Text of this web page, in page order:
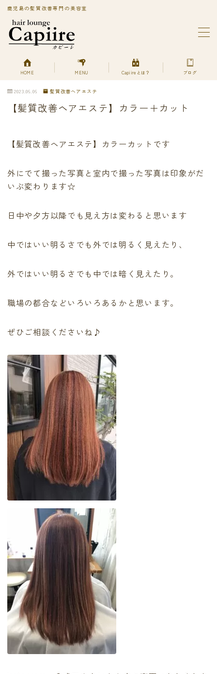
鹿児島の髪質改善専門の美容室
MENU
Capiireってどんなサロン?
PRIVACY POLICY
丁寧なカウンセリングで安心のカット
柔らかく、自然で艶のある髪質改善へアエステ縮毛矯正
色持ちよく美艶髪になれる髪質改善ヘアエステカラー
デトックスは何を使ってるの？
プライバシーポリシー
利用規約／特定商取引法に基づく表記
運営者情報
LINE登録で無料「髪質改善メソッド」をプレゼント！
capiireのお客様からの声
ご予約はLINEがオススメ
HOME MENU Capiireとは？ ブログ
2023.06.06 髪質改善ヘアエステ
【髪質改善ヘアエステ】カラー＋カット
【髪質改善ヘアエステ】カラーカットです
外にでて撮った写真と室内で撮った写真は印象がだ
いぶ変わります☆
日中や夕方以降でも見え方は変わると思います
中ではいい明るさでも外では明るく見えたり、
外ではいい明るさでも中では暗く見えたり。
職場の都合などいろいろあるかと思います。
ぜひご相談くださいね♪